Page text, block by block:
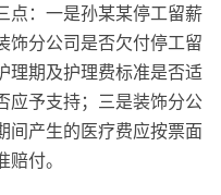
点：一是孙某某停工留薪
饰分公司是否欠付停工留
理期及护理费标准是否适
应予支持；三是装饰分公
间产生的医疗费应按票面
付。